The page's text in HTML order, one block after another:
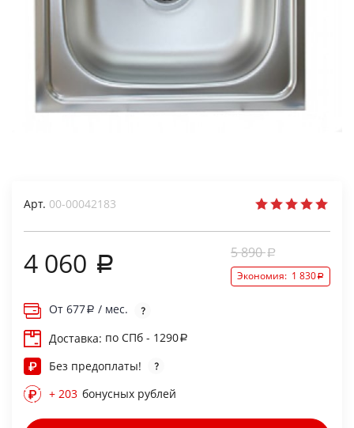
Арт. 00-00042183
4 060 5 890
Экономия: 1 830
От 677
/ мес.
Доставка: по СПб - 1290
Без предоплаты!
+ 203 бонусных рублей